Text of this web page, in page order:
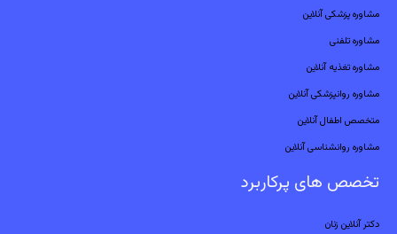
مشاوره پزشکی آنلاین
مشاوره تلفنی
مشاوره تغذیه آنلاین
مشاوره روانپزشکی آنلاین
متخصص اطفال آنلاین
مشاوره روانشناسی آنلاین
تخصص های پرکاربرد
دکتر آنلاین زنان